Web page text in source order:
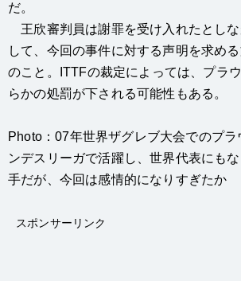
だ。
王欣審判員は謝罪を受け入れたとし
して、今回の事件に対する声明を求め
のこと。ITTFの裁定によっては、プラ
らかの処罰が下される可能性もある。
Photo：07年世界ザグレブ大会でのプ
ンデスリーガで活躍し、世界代表にも
手だが、今回は感情的になりすぎたか
スポンサーリンク